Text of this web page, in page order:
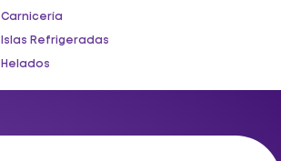
Carnicería
Islas Refrigeradas
Helados